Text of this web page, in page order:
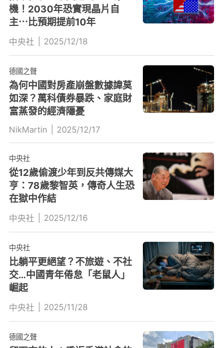
機！2030年恐實現晶片自
主⋯比預期提前10年
中央社 2025/12/18
德國之聲
為何中國對房產崩盤數據諱莫
如深？萬科債券暴跌、家庭財
富蒸發的經濟隱憂
NikMartin 2025/12/17
中央社
從12歲偷渡少年到反共傳媒大
亨：78歲黎智英，傳奇人生恐
在獄中作結
中央社 2025/12/16
中央社
比躺平更絕望？不旅遊、不社
交…中國青年倦怠「老鼠人」
崛起
中央社 2025/11/28
德國之聲